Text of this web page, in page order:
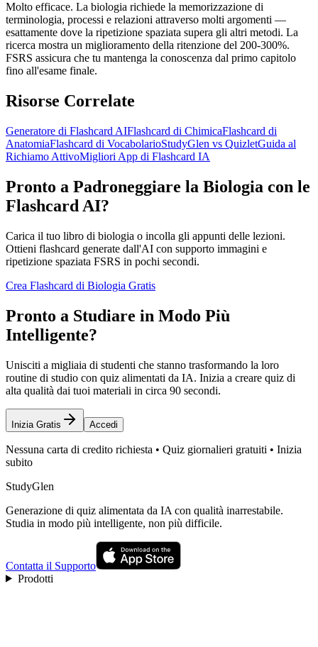
Molto efficace. La biologia richiede la memorizzazione di
terminologia, processi e relazioni attraverso molti argomenti —
esattamente dove la ripetizione spaziata supera gli altri metodi. La
ricerca mostra un miglioramento della ritenzione del 200-300%.
FSRS assicura che tu mantenga la conoscenza dal primo capitolo
fino all'esame finale.
Risorse Correlate
Generatore di Flashcard AIFlashcard di ChimicaFlashcard di
AnatomiaFlashcard di VocabolarioStudyGlen vs QuizletGuida al
Richiamo AttivoMigliori App di Flashcard IA
Pronto a Padroneggiare la Biologia con le
Flashcard AI?
Carica il tuo libro di biologia o incolla gli appunti delle lezioni.
Ottieni flashcard generate dall'AI con supporto immagini e
ripetizione spaziata FSRS in pochi secondi.
Crea Flashcard di Biologia Gratis
Pronto a Studiare in Modo Più
Intelligente?
Unisciti a migliaia di studenti che stanno trasformando la loro
routine di studio con quiz alimentati da IA. Inizia a creare quiz di
alta qualità dai tuoi materiali in circa 90 secondi.
Inizia Gratis Accedi
Nessuna carta di credito richiesta • Quiz giornalieri gratuiti • Inizia
subito
StudyGlen
Generazione di quiz alimentata da IA con qualità inarrestabile.
Studia in modo più intelligente, non più difficile.
Contatta il Supporto
Prodotti